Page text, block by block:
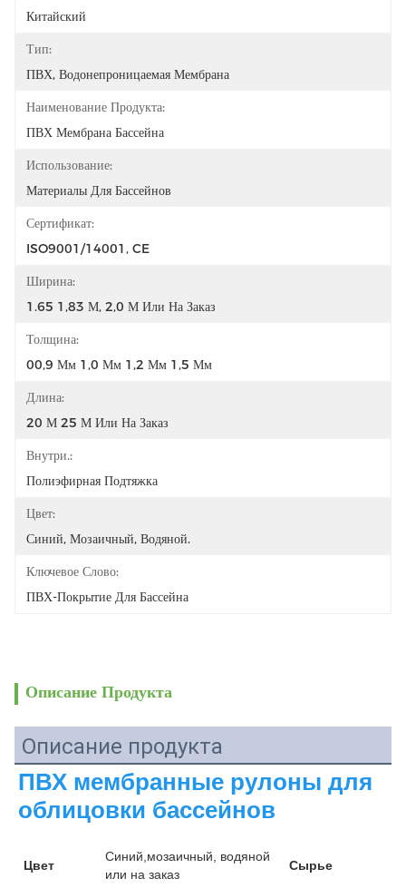
Китайский
Тип:
ПВХ, Водонепроницаемая Мембрана
Наименование Продукта:
ПВХ Мембрана Бассейна
Использование:
Материалы Для Бассейнов
Сертификат:
ISO9001/14001, CE
Ширина:
1.65 1,83 М, 2,0 М Или На Заказ
Толщина:
00,9 Мм 1,0 Мм 1,2 Мм 1,5 Мм
Длина:
20 М 25 М Или На Заказ
Внутри.:
Полиэфирная Подтяжка
Цвет:
Синий, Мозаичный, Водяной.
Ключевое Слово:
ПВХ-Покрытие Для Бассейна
Описание Продукта
Описание продукта
ПВХ мембранные рулоны для
облицовки бассейнов
Цвет
Синий,мозаичный, водяной
или на заказ
Сырье